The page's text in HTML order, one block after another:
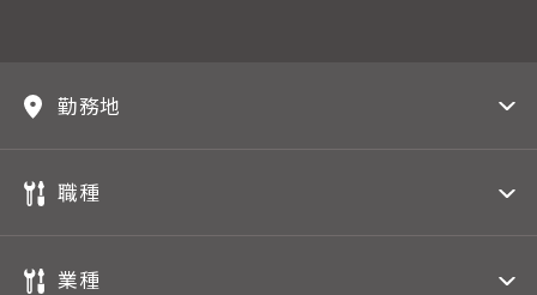
勤務地
職種
業種